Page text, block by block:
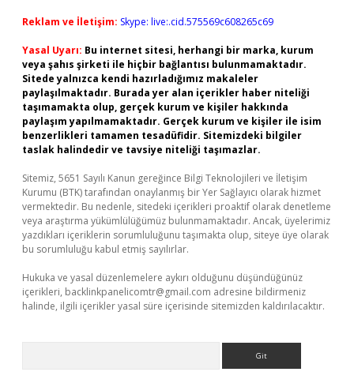
Reklam ve İletişim: Skype: live:.cid.575569c608265c69
Yasal Uyarı: Bu internet sitesi, herhangi bir marka, kurum
veya şahıs şirketi ile hiçbir bağlantısı bulunmamaktadır.
Sitede yalnızca kendi hazırladığımız makaleler
paylaşılmaktadır. Burada yer alan içerikler haber niteliği
taşımamakta olup, gerçek kurum ve kişiler hakkında
paylaşım yapılmamaktadır. Gerçek kurum ve kişiler ile isim
benzerlikleri tamamen tesadüfidir. Sitemizdeki bilgiler
taslak halindedir ve tavsiye niteliği taşımazlar.
Sitemiz, 5651 Sayılı Kanun gereğince Bilgi Teknolojileri ve İletişim
Kurumu (BTK) tarafından onaylanmış bir Yer Sağlayıcı olarak hizmet
vermektedir. Bu nedenle, sitedeki içerikleri proaktif olarak denetleme
veya araştırma yükümlülüğümüz bulunmamaktadır. Ancak, üyelerimiz
yazdıkları içeriklerin sorumluluğunu taşımakta olup, siteye üye olarak
bu sorumluluğu kabul etmiş sayılırlar.
Hukuka ve yasal düzenlemelere aykırı olduğunu düşündüğünüz
içerikleri, backlinkpanelicomtr@gmail.com adresine bildirmeniz
halinde, ilgili içerikler yasal süre içerisinde sitemizden kaldırılacaktır.